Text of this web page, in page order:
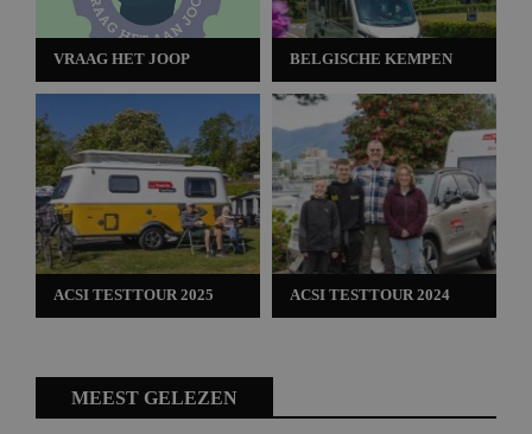
VRAAG HET JOOP
ACSI TESTTOUR 2025
BELGISCHE KEMPEN
ACSI TESTTOUR 2024
MEEST GELEZEN